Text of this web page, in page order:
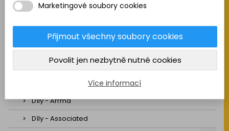
Sestavená auta elektro
Stavebnice aut elektro
Auta na spalovací motor
Náhradní díly
Díly - Arrma
Díly - Associated
Marketingové soubory cookies
Přijmout všechny soubory cookies
Povolit jen nezbytně nutné cookies
Více informací